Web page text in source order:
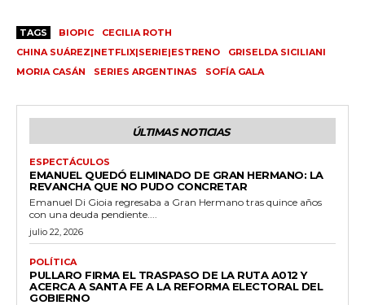
TAGS BIOPIC
CECILIA ROTH
CHINA SUÁREZ|NETFLIX|SERIE|ESTRENO
GRISELDA SICILIANI
MORIA CASÁN
SERIES ARGENTINAS SOFÍA GALA
ÚLTIMAS NOTICIAS
ESPECTÁCULOS
EMANUEL QUEDÓ ELIMINADO DE GRAN HERMANO: LA
REVANCHA QUE NO PUDO CONCRETAR
Emanuel Di Gioia regresaba a Gran Hermano tras quince años
con una deuda pendiente....
julio 22, 2026
POLÍTICA
PULLARO FIRMA EL TRASPASO DE LA RUTA A012 Y
ACERCA A SANTA FE A LA REFORMA ELECTORAL DEL
GOBIERNO